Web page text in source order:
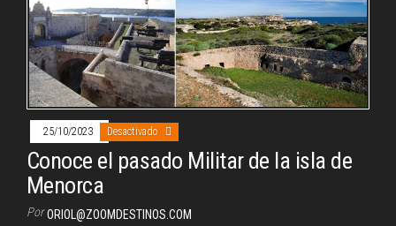
25/10/2023 Desactivado
Conoce el pasado Militar de la isla de
Menorca
Por ORIOL@ZOOMDESTINOS.COM